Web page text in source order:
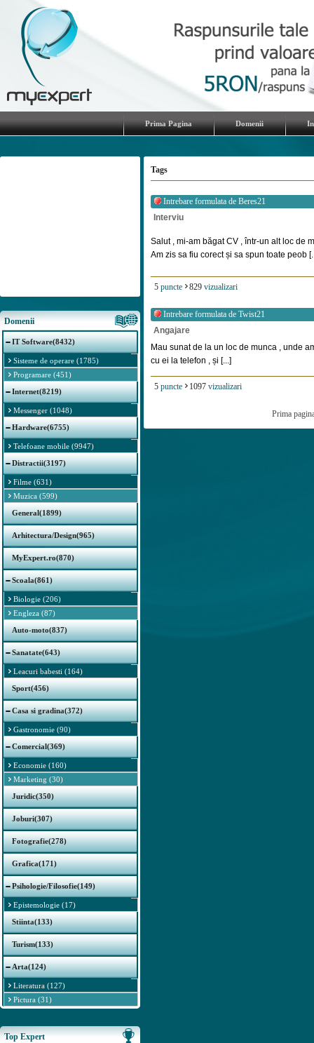
Prima Pagina Domenii
Domenii
IT Software(8432)
Sisteme de operare (1785)
Programare (451)
Internet(8219)
Messenger (1048)
Hardware(6755)
Telefoane mobile (9947)
Distractii(3197)
Filme (631)
Muzica (599)
General(1899)
Arhitectura/Design(965)
MyExpert.ro(870)
Scoala(861)
Biologie (206)
Engleza (87)
Auto-moto(837)
Sanatate(643)
Leacuri babesti (164)
Sport(456)
Casa si gradina(372)
Gastronomie (90)
Comercial(369)
Economie (160)
Marketing (30)
Juridic(350)
Joburi(307)
Fotografie(278)
Grafica(171)
Psihologie/Filosofie(149)
Epistemologie (17)
Stiinta(133)
Turism(133)
Arta(124)
Literatura (127)
Pictura (31)
Top Expert
Tags
Intrebare formulata de Beres21
Interviu
Salut , mi-am băgat CV , într-un alt loc de
Am zis sa fiu corect și sa spun toate peob
5 puncte 829 vizualizari
Intrebare formulata de Twist21
Angajare
Mau sunat de la un loc de munca , unde
cu ei la telefon , și [...]
5 puncte 1097 vizualizari
Prima